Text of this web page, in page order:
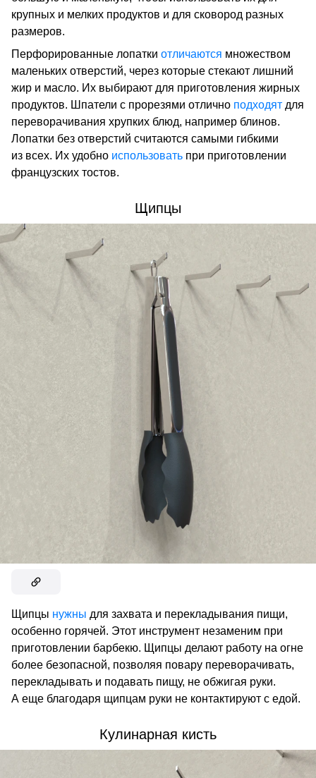
крупных и мелких продуктов и для сковород разных
размеров.
Перфорированные лопатки отличаются множеством
маленьких отверстий, через которые стекают лишний
жир и масло. Их выбирают для приготовления жирных
продуктов. Шпатели с прорезями отлично подходят для
переворачивания хрупких блюд, например блинов.
Лопатки без отверстий считаются самыми гибкими
из всех. Их удобно использовать при приготовлении
французских тостов.
Щипцы
Щипцы нужны для захвата и перекладывания пищи,
особенно горячей. Этот инструмент незаменим при
приготовлении барбекю. Щипцы делают работу на огне
более безопасной, позволяя повару переворачивать,
перекладывать и подавать пищу, не обжигая руки.
А еще благодаря щипцам руки не контактируют с едой.
Кулинарная кисть